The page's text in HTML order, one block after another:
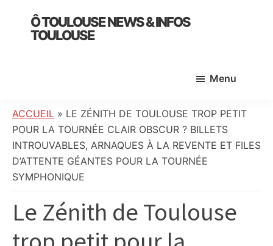
primary
Ô TOULOUSE NEWS & INFOS
TOULOUSE
:
info
locale,
société,
culture,
météo,
faits
divers
Menu
ACCUEIL » LE ZÉNITH DE TOULOUSE TROP PETIT
POUR LA TOURNÉE CLAIR OBSCUR ? BILLETS
INTROUVABLES, ARNAQUES À LA REVENTE ET FILES
D’ATTENTE GÉANTES POUR LA TOURNÉE
SYMPHONIQUE
Le Zénith de Toulouse